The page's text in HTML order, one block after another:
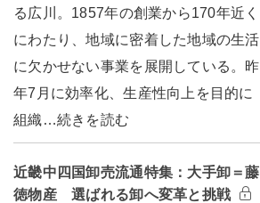
る広川。1857年の創業から170年近く
にわたり、地域に密着した地域の生活
に欠かせない事業を展開している。昨
年7月に効率化、生産性向上を目的に
組織…続きを読む
近畿中四国卸売流通特集：大手卸＝藤
徳物産 選ばれる卸へ変革と挑戦